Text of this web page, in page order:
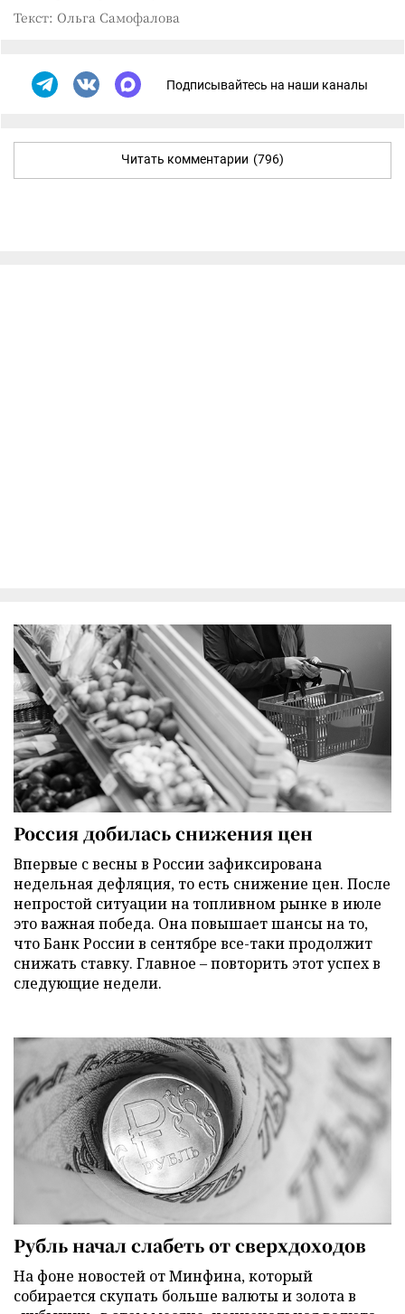
Текст: Ольга Самофалова
Подписывайтесь на наши каналы
Читать комментарии (796)
Россия добилась снижения цен
Впервые с весны в России зафиксирована
недельная дефляция, то есть снижение цен. После
непростой ситуации на топливном рынке в июле
это важная победа. Она повышает шансы на то,
что Банк России в сентябре все-таки продолжит
снижать ставку. Главное – повторить этот успех в
следующие недели.
Рубль начал слабеть от сверхдоходов
На фоне новостей от Минфина, который
собирается скупать больше валюты и золота в